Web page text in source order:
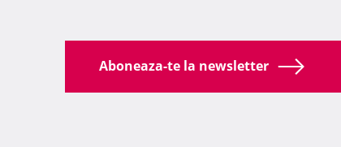
Aboneaza-te la newsletter